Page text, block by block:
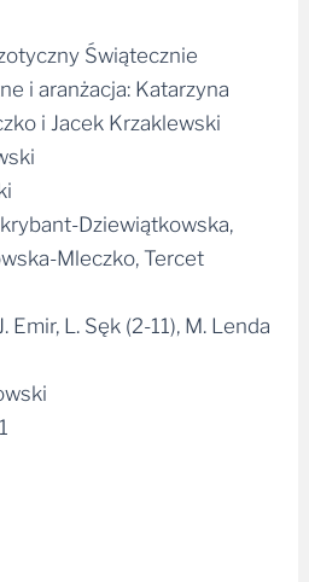
Świątecznie
i aranżacja: Katarzyna
i Jacek Krzaklewski
Dziewiątkowska,
Mleczko, Tercet
Emir, L. Sęk (2-11), M. Lenda